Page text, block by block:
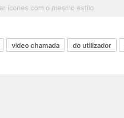
video chamada do utilizador